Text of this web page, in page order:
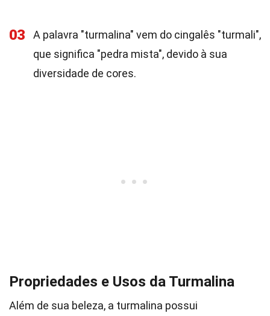
03
A palavra "turmalina" vem do cingalês "turmali",
que significa "pedra mista", devido à sua
diversidade de cores.
Propriedades e Usos da Turmalina
Além de sua beleza, a turmalina possui